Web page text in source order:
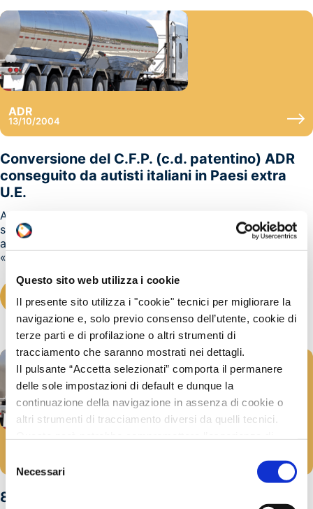
Questo sito web utilizza i cookie
Il presente sito utilizza i "cookie" tecnici per migliorare la
navigazione e, solo previo consenso dell’utente, cookie di
terze parti e di profilazione o altri strumenti di
tracciamento che saranno mostrati nei dettagli.
Il pulsante “Accetta selezionati” comporta il permanere
delle sole impostazioni di default e dunque la
continuazione della navigazione in assenza di cookie o
altri strumenti di tracciamento diversi da quelli tecnici.
Invitiamo a prendere visione della nostra policy in
conformità al Reg. UE 679/2016 (GDPR) al seguente link
del
consenso
Necessari
ADR
13/10/2004
Conversione del C.F.P. (c.d. patentino) ADR
conseguito da autisti italiani in Paesi extra
U.E.
A seguito di richieste pervenuteci da alcuni operatori del
settore segnaliamo che Il D.M. 10 giugno 2004 - Modifica
al decreto ministeriale 15 maggio 1997, recante
«Attuazione della direttiva 96/86/CE...
LEGGI TUTTO
8 ottobre 2004 – FREJUS : Incidente tra tir, il